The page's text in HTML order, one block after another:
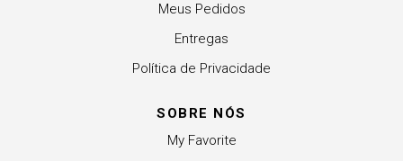
Meus Pedidos
Entregas
Política de Privacidade
SOBRE NÓS
My Favorite